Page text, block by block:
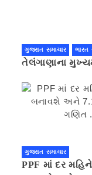
ગુજરાત સમાચાર ભારત
તેલંગાણાના
ગુજરાત સમાચાર
PPF માં દર